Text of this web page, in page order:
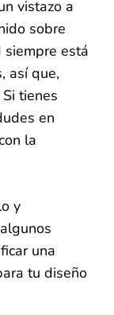
vistazo a
sobre
siempre está
así que,
tienes
en
la
y
una
tu diseño